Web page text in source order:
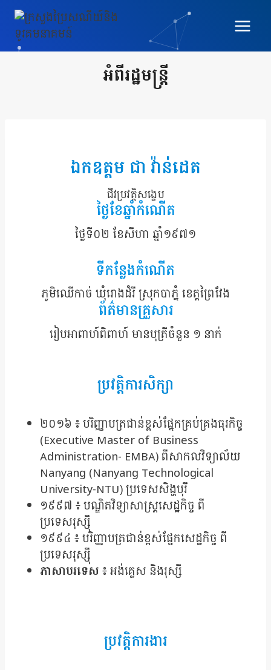
Skip
content
អំពីរដ្ឋមន្ត្រី
ឯកឧត្តម ជា វ៉ាន់ដេត
ជីវប្រវត្តិសង្ខេប
ថ្ងៃខែឆ្នាំកំណើត
ថ្ងៃទី០២ ខែសីហា ឆ្នាំ១៩៧១
ទីកន្លែងកំណើត
ភូមិឈើកាច់ ឃុំរោងដំរី ស្រុកបាភ្នំ ខេត្តព្រៃវែង
ព័ត៌មានគ្រួសារ
រៀបអាពាហ៍ពិពាហ៍ មានបុត្រីចំនួន ១ នាក់
ប្រវត្តិការសិក្សា
២០១៦ ៖ បរិញ្ញាបត្រជាន់ខ្ពស់ផ្នែកគ្រប់គ្រងធុរកិច្ច
(Executive Master of Business
Administration- EMBA) ពីសាកលវិទ្យាល័យ
Nanyang (Nanyang Technological
University-NTU) ប្រទេសសិង្ហបុរី
១៩៩៧ ៖ បណ្ឌិតវិទ្យាសាស្រ្តសេដ្ឋកិច្ច ពី
ប្រទេសរុស្ស៊ី
១៩៩៤ ៖ បរិញ្ញាបត្រជាន់ខ្ពស់ផ្នែកសេដ្ឋកិច្ច ពី
ប្រទេសរុស្ស៊ី
ភាសាបរទេស៖ អង់គ្លេស និងរុស្សី
ប្រវត្តិការងារ